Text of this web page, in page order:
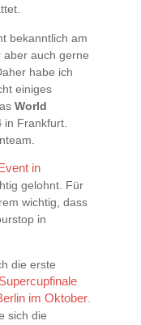
bekanntlich am
aber auch gerne
habe ich
einiges
World
in Frankfurt.
in
gelohnt. Für
wichtig, dass
in
die erste
Supercupfinale
im Oktober.
sich die